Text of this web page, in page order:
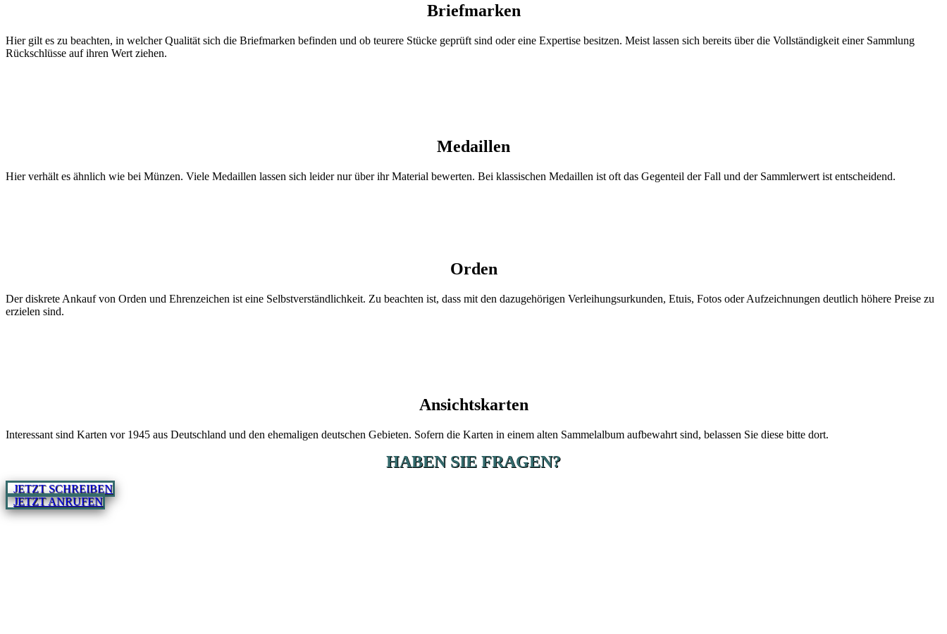
Briefmarken
Hier gilt es zu beachten, in welcher Qualität sich die Briefmarken befinden und ob teurere Stücke geprüft sind oder eine Expertise besitzen. Meist lassen sich bereits über die Vollständigkeit einer Sammlung
Rückschlüsse auf ihren Wert ziehen.
Medaillen
Hier verhält es ähnlich wie bei Münzen. Viele Medaillen lassen sich leider nur über ihr Material bewerten. Bei klassischen Medaillen ist oft das Gegenteil der Fall und der Sammlerwert ist entscheidend.
Orden
Der diskrete Ankauf von Orden und Ehrenzeichen ist eine Selbstverständlichkeit. Zu beachten ist, dass mit den dazugehörigen Verleihungsurkunden, Etuis, Fotos oder Aufzeichnungen deutlich höhere Preise zu
erzielen sind.
Ansichtskarten
Interessant sind Karten vor 1945 aus Deutschland und den ehemaligen deutschen Gebieten. Sofern die Karten in einem alten Sammelalbum aufbewahrt sind, belassen Sie diese bitte dort.
HABEN SIE FRAGEN?
JETZT SCHREIBEN
JETZT ANRUFEN